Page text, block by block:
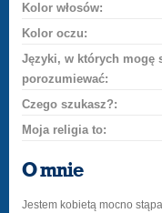
Kolor włosów:
Kolor oczu:
Języki, w których mogę
porozumiewać:
Czego szukasz?:
Moja religia to:
O mnie
Jestem kobietą mocno